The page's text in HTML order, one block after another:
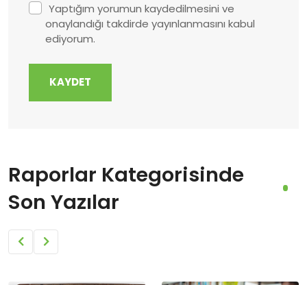
Yaptığım yorumun kaydedilmesini ve
onaylandığı takdirde yayınlanmasını kabul
ediyorum.
KAYDET
Raporlar Kategorisinde
Son Yazılar